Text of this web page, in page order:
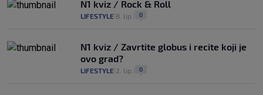
N1 kviz / Rock & Roll
LIFESTYLE 8. lip. 0
N1 kviz / Zavrtite globus i recite koji je
ovo grad?
LIFESTYLE 2. lip. 0